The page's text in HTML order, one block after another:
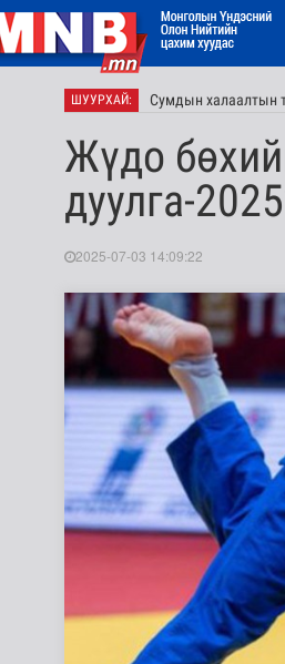
ШУУРХАЙ: Сумдын халаалтын
Эртний ойг
Жүдо
дуулга-
2025-07-03 14:09:22